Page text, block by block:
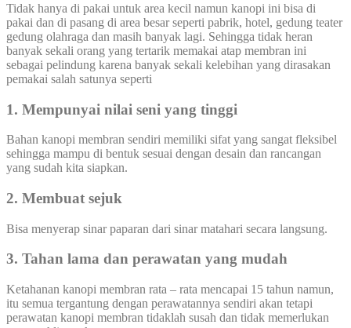
Tidak hanya di pakai untuk area kecil namun kanopi ini bisa di
pakai dan di pasang di area besar seperti pabrik, hotel, gedung teater
gedung olahraga dan masih banyak lagi. Sehingga tidak heran
banyak sekali orang yang tertarik memakai atap membran ini
sebagai pelindung karena banyak sekali kelebihan yang dirasakan
pemakai salah satunya seperti
1. Mempunyai nilai seni yang tinggi
Bahan kanopi membran sendiri memiliki sifat yang sangat fleksibel
sehingga mampu di bentuk sesuai dengan desain dan rancangan
yang sudah kita siapkan.
2. Membuat sejuk
Bisa menyerap sinar paparan dari sinar matahari secara langsung.
3. Tahan lama dan perawatan yang mudah
Ketahanan kanopi membran rata – rata mencapai 15 tahun namun,
itu semua tergantung dengan perawatannya sendiri akan tetapi
perawatan kanopi membran tidaklah susah dan tidak memerlukan